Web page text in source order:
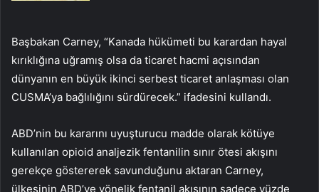
Başbakan Carney, “Kanada hükümeti bu karardan hayal
kırıklığına uğramış olsa da ticaret hacmi açısından
dünyanın en büyük ikinci serbest ticaret anlaşması olan
CUSMA’ya bağlılığını sürdürecek.” ifadesini kullandı.
ABD’nin bu kararını uyuşturucu madde olarak kötüye
kullanılan opioid analjezik fentanilin sınır ötesi akışını
gerekçe göstererek savunduğunu aktaran Carney,
ülkesinin ABD’ye yönelik fentanil akışının sadece yüzde